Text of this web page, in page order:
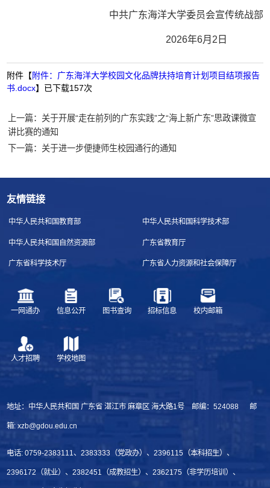
中共广东海洋大学委员会宣传统战部
2026年6月2日
附件【附件：广东海洋大学校园文化品牌扶持培育计划项目结项报告
书.docx】已下载157次
上一篇：关于开展“走在前列的广东实践”之“海上新广东”思政课微宣
讲比赛的通知
下一篇：关于进一步便捷师生校园通行的通知
友情链接
中华人民共和国教育部 中华人民共和国科学技术部
中华人民共和国自然资源部 广东省教育厅
广东省科学技术厅 广东省人力资源和社会保障厅
一网通办 信息公开 图书查询 招标信息 校内邮箱
人才招聘 学校地图
地址：中华人民共和国 广东省 湛江市 麻章区 海大路1号 邮编：524088 邮
箱: xzb@gdou.edu.cn
电话: 0759-2383111、2383333（党政办）、2396115（本科招生）、
2396172（就业）、2382451（成教招生）、2362175（非学历培训）、